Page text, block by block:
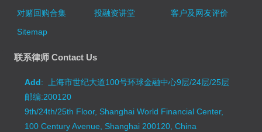
对赌回购合集
投融资讲堂
客户及网友评价
Sitemap
联系律师 Contact Us
Add: 上海市世纪大道100号环球金融中心9层/24层/25层
邮编:200120
9th/24th/25th Floor, Shanghai World Financial Center,
100 Century Avenue, Shanghai 200120, China